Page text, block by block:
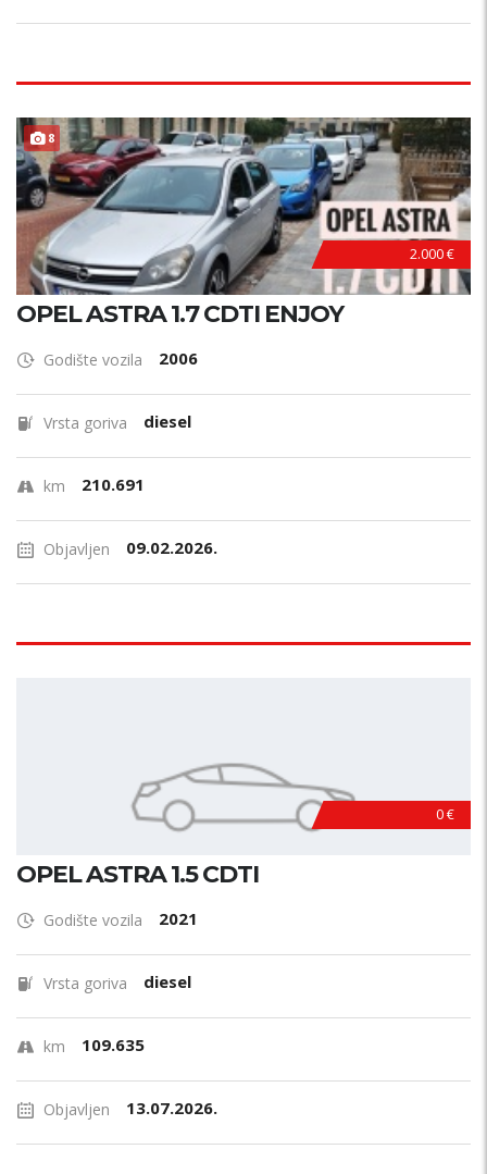
8 ODRŽAVAN !
2.000 €
OPEL ASTRA 1.7 CDTI ENJOY
Godište vozila 2006
Vrsta goriva diesel
km 210.691
Objavljen 09.02.2026.
0 €
OPEL ASTRA 1.5 CDTI
Godište vozila 2021
Vrsta goriva diesel
km 109.635
Objavljen 13.07.2026.